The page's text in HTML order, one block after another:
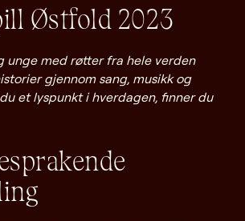
Østfold 2023
unge med røtter fra hele verden
gjennom sang, musikk og
et lyspunkt i hverdagen, finner du